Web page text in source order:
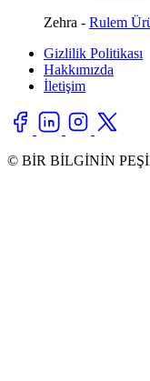
Zehra - Rulem
Gizlilik Politikası
Hakkımızda
İletişim
© BİR BİLGİNİN